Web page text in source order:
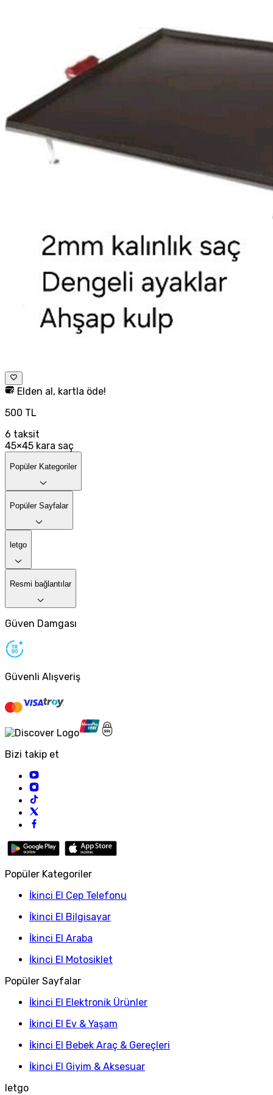
Elden al, kartla öde!
500 TL
6 taksit
45×45 kara saç
Popüler Kategoriler
Popüler Sayfalar
letgo
Resmi bağlantılar
Güven Damgası
Güvenli Alışveriş
Bizi takip et
Popüler Kategoriler
İkinci El Cep Telefonu
İkinci El Bilgisayar
İkinci El Araba
İkinci El Motosiklet
Popüler Sayfalar
İkinci El Elektronik Ürünler
İkinci El Ev & Yaşam
İkinci El Bebek Araç & Gereçleri
İkinci El Giyim & Aksesuar
letgo